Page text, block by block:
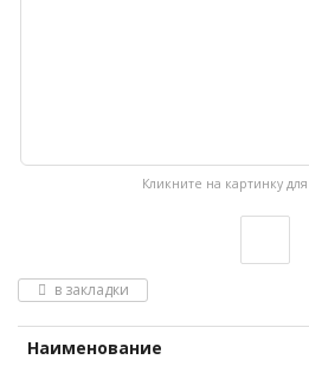
Кликните на картинку
в закладки
Наименование